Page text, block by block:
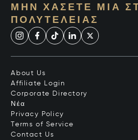
ΜΗΝ ΧΆΣΕΤΕ ΜΙΑ
ΠΟΛΥΤΈΛΕΙΑΣ
About Us
Affiliate Login
Corporate Directory
Νέα
Privacy Policy
Terms of Service
Contact Us